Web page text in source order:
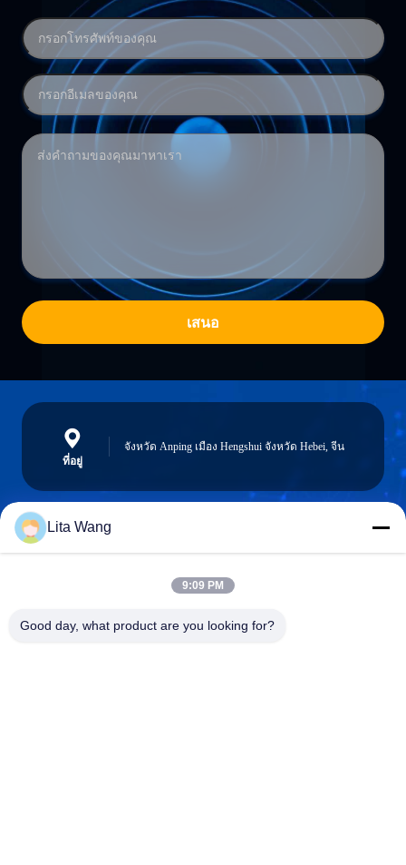
เสนอ
ที่อยู่
จังหวัด Anping เมือง Hengshui จังหวัด Hebei, จีน
lita@screenmeshnet.com
Lita Wang
9:09 PM
Good day, what product are you looking for?